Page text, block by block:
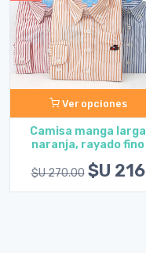
Ver opciones
Camisa manga larga
naranja, rayado fino
$U 270.00 $U 216